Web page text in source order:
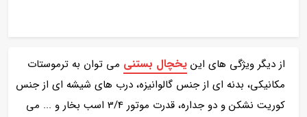
از دیگر ویژگی های این یخچال بستنی می توان به ترموستات
مکانیکی، بدنه ای از جنس گالوانیزه، درب های شیشه ای از جنس
کوریت نشکن و دو جداره، قدرت موتور 3/4 اسب بخار و ... می